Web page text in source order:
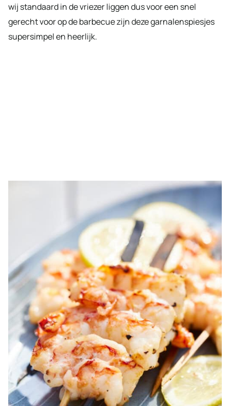
wij standaard in de vriezer liggen dus voor een snel
gerecht voor op de barbecue zijn deze garnalenspiesjes
supersimpel en heerlijk.